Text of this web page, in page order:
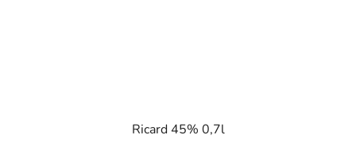
Ricard 45% 0,7l